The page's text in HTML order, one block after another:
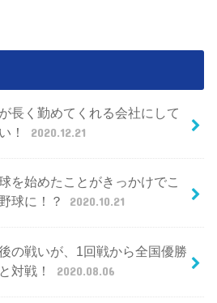
長く勤めてくれる会社にして
！
2020.12.21
を始めたことがきっかけでこ
球に！？
2020.10.21
の戦いが、1回戦から全国優勝
対戦！
2020.08.06